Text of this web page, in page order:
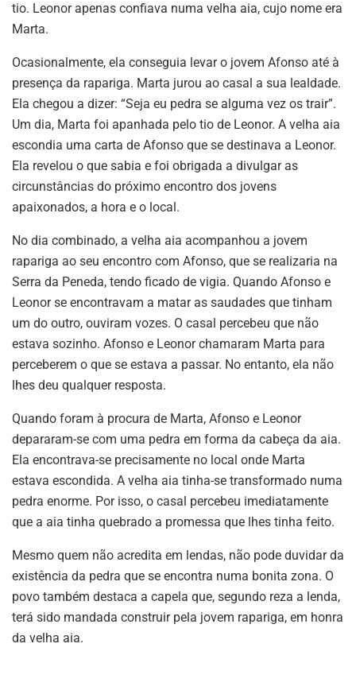
tio. Leonor apenas confiava numa velha aia, cujo nome era
Marta.
Ocasionalmente, ela conseguia levar o jovem Afonso até à
presença da rapariga. Marta jurou ao casal a sua lealdade.
Ela chegou a dizer: “Seja eu pedra se alguma vez os trair”.
Um dia, Marta foi apanhada pelo tio de Leonor. A velha aia
escondia uma carta de Afonso que se destinava a Leonor.
Ela revelou o que sabia e foi obrigada a divulgar as
circunstâncias do próximo encontro dos jovens
apaixonados, a hora e o local.
No dia combinado, a velha aia acompanhou a jovem
rapariga ao seu encontro com Afonso, que se realizaria na
Serra da Peneda, tendo ficado de vigia. Quando Afonso e
Leonor se encontravam a matar as saudades que tinham
um do outro, ouviram vozes. O casal percebeu que não
estava sozinho. Afonso e Leonor chamaram Marta para
perceberem o que se estava a passar. No entanto, ela não
lhes deu qualquer resposta.
Quando foram à procura de Marta, Afonso e Leonor
depararam-se com uma pedra em forma da cabeça da aia.
Ela encontrava-se precisamente no local onde Marta
estava escondida. A velha aia tinha-se transformado numa
pedra enorme. Por isso, o casal percebeu imediatamente
que a aia tinha quebrado a promessa que lhes tinha feito.
Mesmo quem não acredita em lendas, não pode duvidar da
existência da pedra que se encontra numa bonita zona. O
povo também destaca a capela que, segundo reza a lenda,
terá sido mandada construir pela jovem rapariga, em honra
da velha aia.